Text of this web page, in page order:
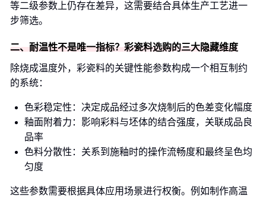
等二级参数上仍存在差异，这需要结合具体生产工艺进一
步筛选。
二、耐温性不是唯一指标？彩瓷料选购的三大隐藏维度
除烧成温度外，彩瓷料的关键性能参数构成一个相互制约
的系统：
色彩稳定性：决定成品经过多次烧制后的色差变化幅度
釉面附着力：影响彩料与坯体的结合强度，关联成品良
品率
色料分散性：关系到施釉时的操作流畅度和最终呈色均
匀度
这些参数需要根据具体应用场景进行权衡。例如制作高温